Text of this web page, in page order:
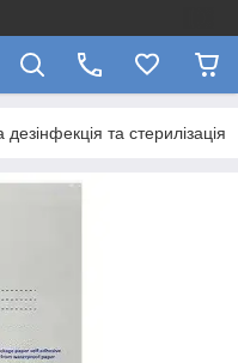
дезінфекція та стерилізація